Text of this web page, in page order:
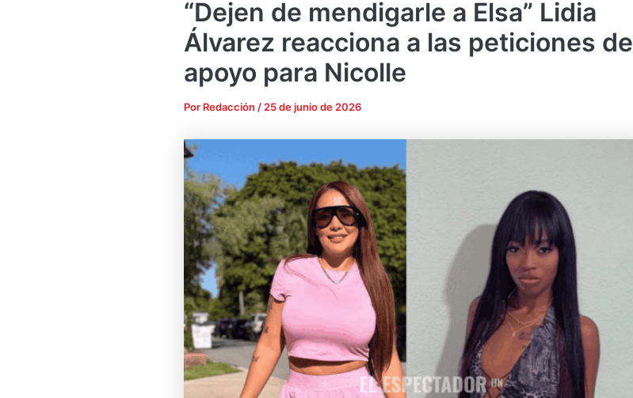
“Dejen de mendigarle a Elsa” Lidia
Álvarez reacciona a las peticiones de
apoyo para Nicolle
Por Redacción / 25 de junio de 2026